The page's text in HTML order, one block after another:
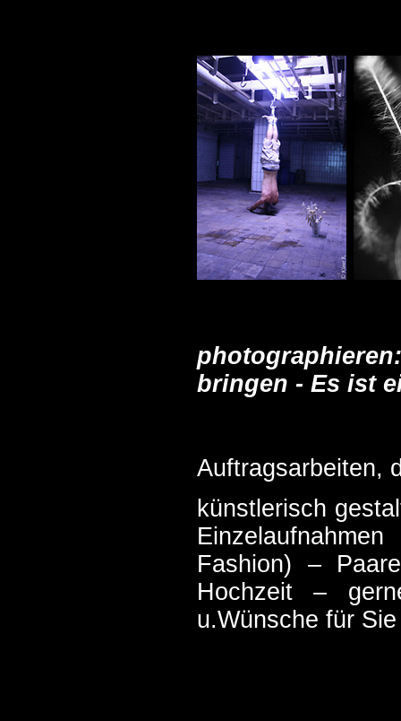
bringen - Es ist
Auftragsarbeiten,
künstlerisch
Fashion) –
Hochzeit –
u.Wünsche für